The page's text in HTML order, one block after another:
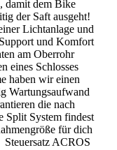
damit dem Bike
der Saft ausgeht!
Lichtanlage und
und Komfort
am Oberrohr
eines Schlosses
haben wir einen
Wartungsaufwand
die nach
Split System findest
für dich
ACROS